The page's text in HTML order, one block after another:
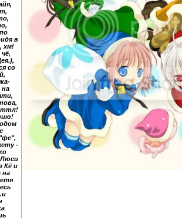
в
хм!
со
на
-
Люси
Кё и
на